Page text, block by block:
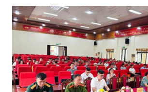
CÁCH TƯ PHÁP 6 THÁNG ĐẦU NĂM